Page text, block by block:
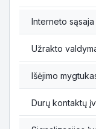
Interneto sąsaja
Užrakto
Išėjimo
Durų kontaktų